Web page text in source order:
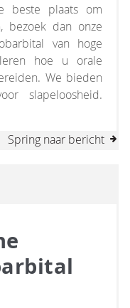
beste plaats om
bezoek dan onze
van hoge
hoe u orale
We bieden
slapeloosheid.
Spring naar bericht